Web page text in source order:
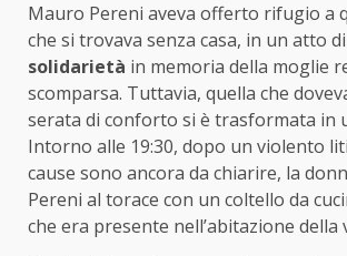
Mauro Pereni aveva offerto rifugio a
che si trovava senza casa, in un atto di
solidarietà in memoria della moglie
scomparsa. Tuttavia, quella che
serata di conforto si è trasformata in
Intorno alle 19:30, dopo un violento
cause sono ancora da chiarire, la
Pereni al torace con un coltello da
che era presente nell’abitazione della